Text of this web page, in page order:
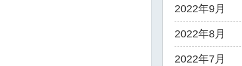
2022年9月
2022年8月
2022年7月